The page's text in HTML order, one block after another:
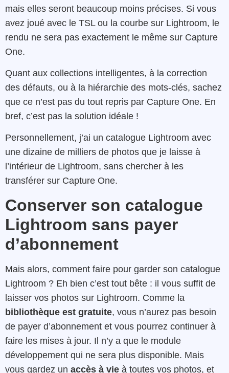
mais elles seront beaucoup moins précises. Si vous
avez joué avec le TSL ou la courbe sur Lightroom, le
rendu ne sera pas exactement le même sur Capture
One.
Quant aux collections intelligentes, à la correction
des défauts, ou à la hiérarchie des mots-clés, sachez
que ce n’est pas du tout repris par Capture One. En
bref, c’est pas la solution idéale !
Personnellement, j’ai un catalogue Lightroom avec
une dizaine de milliers de photos que je laisse à
l’intérieur de Lightroom, sans chercher à les
transférer sur Capture One.
Conserver son catalogue
Lightroom sans payer
d’abonnement
Mais alors, comment faire pour garder son catalogue
Lightroom ? Eh bien c’est tout bête : il vous suffit de
laisser vos photos sur Lightroom. Comme la
bibliothèque est gratuite, vous n’aurez pas besoin
de payer d’abonnement et vous pourrez continuer à
faire les mises à jour. Il n’y a que le module
développement qui ne sera plus disponible. Mais
vous gardez un accès à vie à toutes vos photos, et